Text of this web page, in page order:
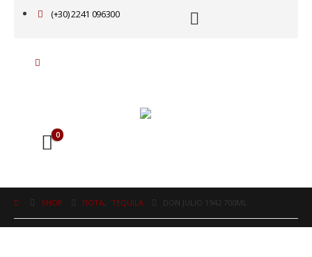
(+30) 2241 096300
0
SHOP ΠΟΤΑ TEQUILA DON JULIO 1942 700ML